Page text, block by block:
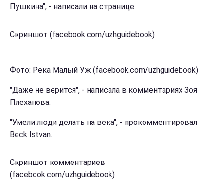
Пушкина", - написали на странице.
Скриншот (facebook.com/uzhguidebook)
Фото: Река Малый Уж (facebook.com/uzhguidebook)
"Даже не верится", - написала в комментариях Зоя
Плеханова.
"Умели люди делать на века", - прокомментировал
Beck Istvan.
Скриншот комментариев
(facebook.com/uzhguidebook)